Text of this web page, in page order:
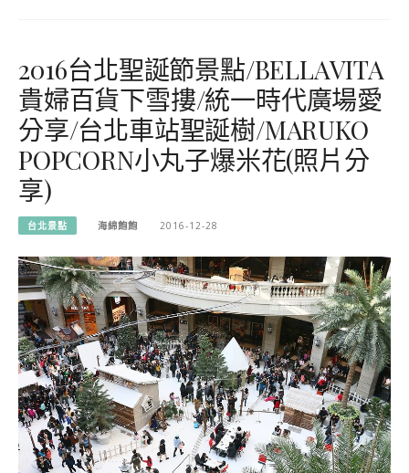
2016台北聖誕節景點/BELLAVITA
貴婦百貨下雪摟/統一時代廣場愛
分享/台北車站聖誕樹/MARUKO
POPCORN小丸子爆米花(照片分
享)
台北景點 海綿飽飽 2016-12-28